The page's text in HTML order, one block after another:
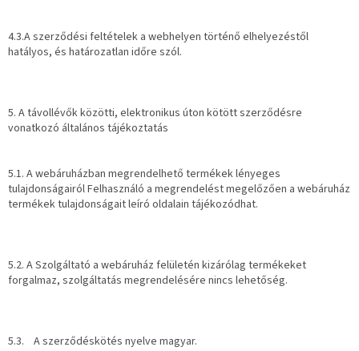
4.3.A szerződési feltételek a webhelyen történő elhelyezéstől
hatályos, és határozatlan időre szól.
5. A távollévők közötti, elektronikus úton kötött szerződésre
vonatkozó általános tájékoztatás
5.1. A webáruházban megrendelhető termékek lényeges
tulajdonságairól Felhasználó a megrendelést megelőzően a webáruház
termékek tulajdonságait leíró oldalain tájékozódhat.
5.2. A Szolgáltató a webáruház felületén kizárólag termékeket
forgalmaz, szolgáltatás megrendelésére nincs lehetőség.
5.3. A szerződéskötés nyelve magyar.